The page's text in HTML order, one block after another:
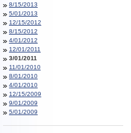
8/15/2013
5/01/2013
12/15/2012
8/15/2012
4/01/2012
12/01/2011
3/01/2011
11/01/2010
8/01/2010
4/01/2010
12/15/2009
9/01/2009
5/01/2009